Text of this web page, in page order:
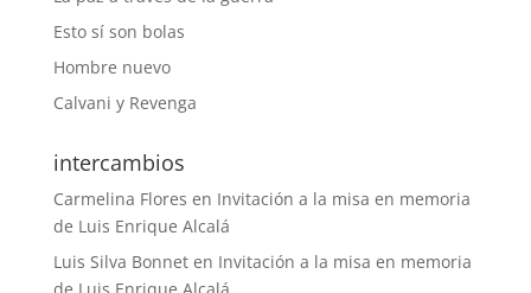
Esto sí son bolas
Hombre nuevo
Calvani y Revenga
intercambios
Carmelina Flores en Invitación a la misa en memoria
de Luis Enrique Alcalá
Luis Silva Bonneten Invitación a la misa en memoria